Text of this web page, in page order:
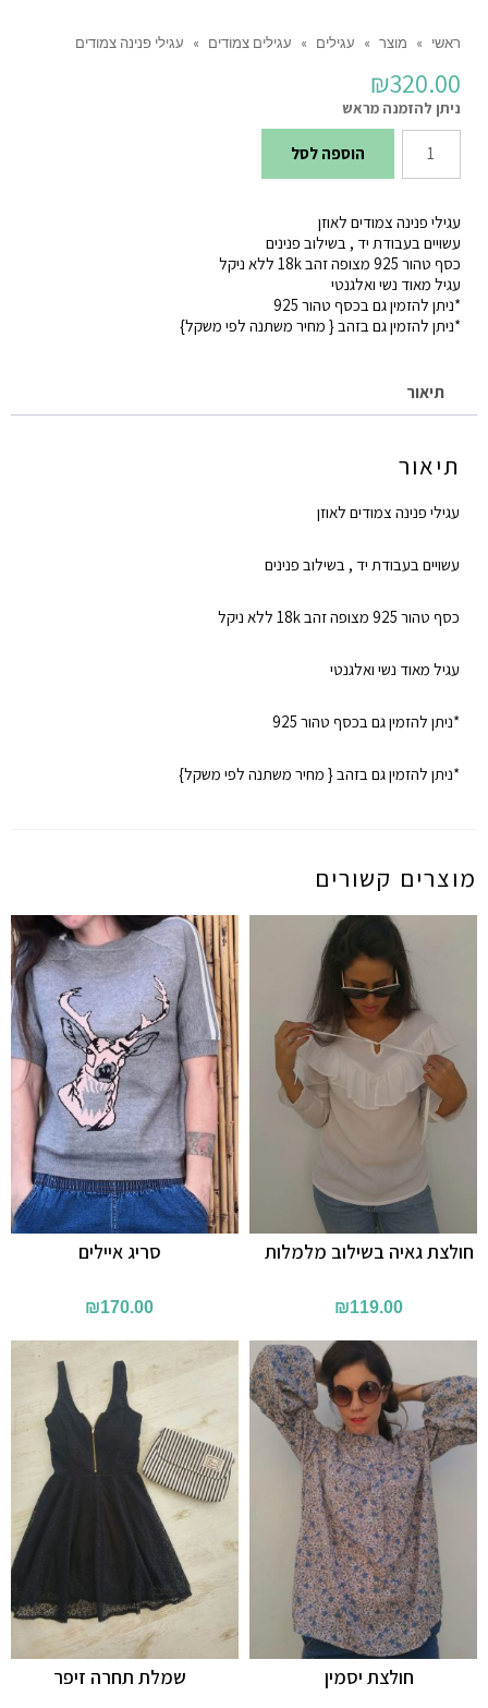
ראשי » מוצר » עגילים » עגילים צמודים » עגילי פנינה צמודים
₪320.00
ניתן להזמנה מראש
כמות
של
פנינה
צמודים
הוספה לסל
עגילי פנינה צמודים לאוזן
עשויים בעבודת יד , בשילוב פנינים
כסף טהור 925 מצופה זהב 18k ללא ניקל
עגיל מאוד נשי ואלגנטי
*ניתן להזמין גם בכסף טהור 925
*ניתן להזמין גם בזהב { מחיר משתנה לפי משקל}
תיאור
תיאור
עגילי פנינה צמודים לאוזן
עשויים בעבודת יד , בשילוב פנינים
כסף טהור 925 מצופה זהב 18k ללא ניקל
עגיל מאוד נשי ואלגנטי
*ניתן להזמין גם בכסף טהור 925
*ניתן להזמין גם בזהב { מחיר משתנה לפי משקל}
מוצרים קשורים
סריג איילים
₪170.00
חולצת גאיה בשילוב מלמלות
₪119.00
שמלת תחרה זיפר חולצת יסמין